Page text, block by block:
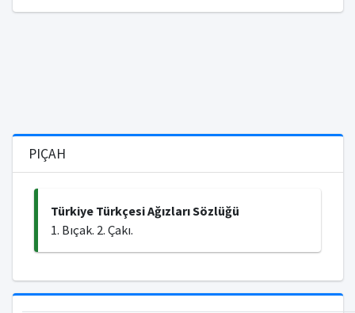
PIÇAH
Türkiye Türkçesi Ağızları Sözlüğü
1. Bıçak. 2. Çakı.